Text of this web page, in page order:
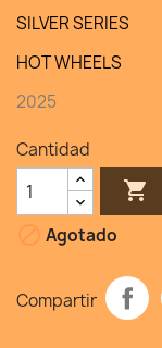
SILVER SERIES
HOT WHEELS
2025
Cantidad

Agotado
Compartir